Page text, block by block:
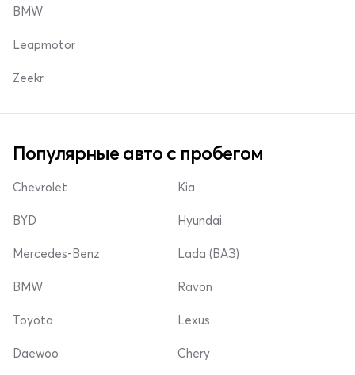
BMW
Leapmotor
Zeekr
Популярные авто с пробегом
Chevrolet
BYD
Mercedes-Benz
Kia
Hyundai
Lada (ВАЗ)
BMW
Toyota
Daewoo
Ravon
Lexus
Chery